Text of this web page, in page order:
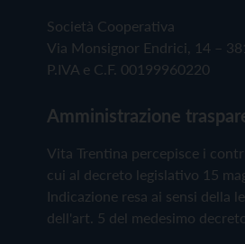
Società Cooperativa
Via Monsignor Endrici, 14 –
P.IVA e C.F. 00199960220
Amministrazione
Vita Trentina percepisce i
cui al decreto legislativo 15
Indicazione resa ai sensi della
dell'art. 5 del medesimo decreto